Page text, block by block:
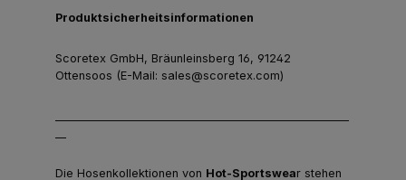
Produktsicherheitsinformationen
Scoretex GmbH, Bräunleinsberg 16, 91242
Ottensoos (E-Mail: sales@scoretex.com)
Die Hosenkollektionen von Hot-Sportswear stehen